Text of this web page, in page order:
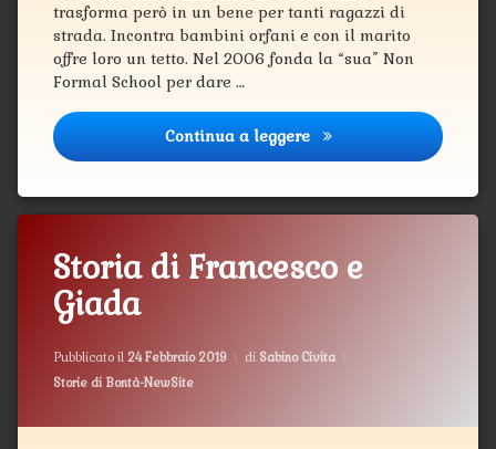
trasforma però in un bene per tanti ragazzi di
strada. Incontra bambini orfani e con il marito
offre loro un tetto. Nel 2006 fonda la “sua” Non
Formal School per dare …
Continua a leggere Storia di Mama
Storia di Francesco e
Giada
Pubblicato il 24 Febbraio 2019
Aggiornato il12 Marzo 2019
di Sabino Civita
Categorie:
Storie di Bontà-NewSite